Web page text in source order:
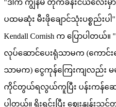
"ဒါက ကျွန်မ တိုက်ခန်းငယ်လေးမှ
ပထမဆုံး မီးဖိုချောင်သုံးပစ္စည်း
Kendall Cornish က ပြောပါတယ်
လုပ်ဆောင်ပေးရုံသာမက (ကောင်း
သာမက) ငွေကုန်ကြေးကျလည်း မမ
ကိုင်တွယ်ရလွယ်ကူပြီး ပန်းကန်ဆေ
ပါတယ်။ ရိုးရှင်းပြီး ဈေးနှုန်း